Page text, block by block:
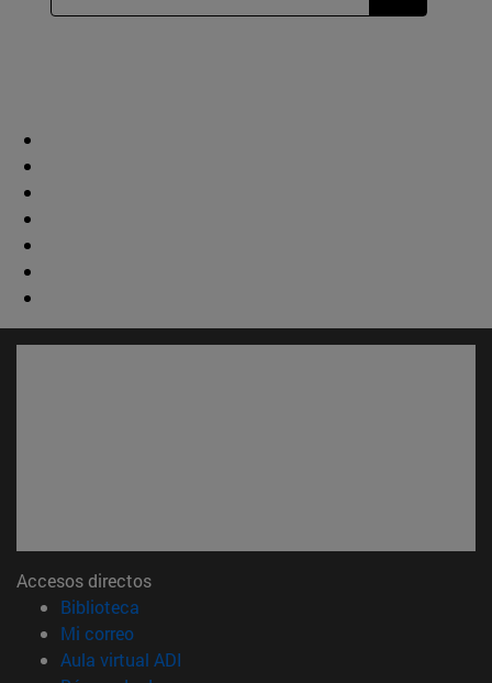
Accesos directos
Biblioteca
Mi correo(abre en nueva ventana)
Aula virtual ADI